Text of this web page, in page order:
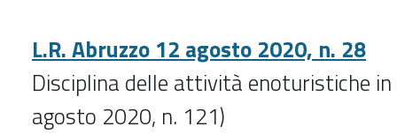
L.R. Abruzzo 12 agosto 2020, n. 28
Disciplina delle attività enoturistiche in
agosto 2020, n. 121)